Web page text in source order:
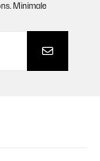
BEOORDELING
meiner Frau
Minimale